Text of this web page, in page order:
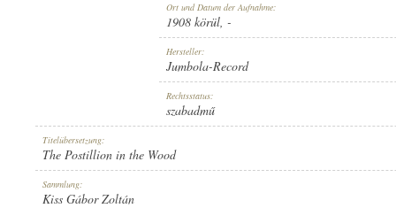
JUMBOLA-RECORD
Ort und Datum der Aufnahme:
1908 körül, -
Hersteller:
Jumbola-Record
Rechtsstatus:
szabadmű
Titelübersetzung:
The Postillion in the Wood
Sammlung:
Kiss Gábor Zoltán